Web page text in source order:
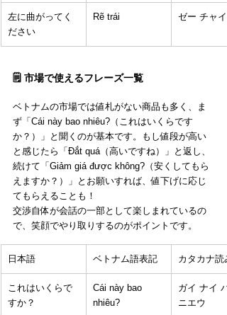
左に曲がってく
ださい
Rẽ trái ゼー チャイ
🗒️ 市場で使えるフレーズ一覧
ベトナムの市場では値札がない商品も多く、ま
ず「Cái này bao nhiêu?（これはいくらです
か？）」と聞くのが基本です。もし値段が高い
と感じたら「Đắt quá（高いですね）」と返し、
続けて「Giảm giá được không?（安くしてもら
えますか？）」とお願いすれば、値下げに応じ
てもらえることも！
交渉自体が会話の一部として楽しまれているの
で、笑顔でやり取りするのがポイントです。
日本語 ベトナム語表記 カタカナ読
これはいくらで
すか？
Cái này bao
nhiêu?
ガイ ナイ
ニエウ